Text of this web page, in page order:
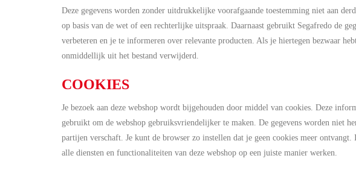
Deze gegevens worden zonder uitdrukkelijke voorafgaande toestemming niet aan
op basis van de wet of een rechterlijke uitspraak. Daarnaast gebruikt Segafredo de
verbeteren en je te informeren over relevante producten. Als je hiertegen bezwaar
onmiddellijk uit het bestand verwijderd.
COOKIES
Je bezoek aan deze webshop wordt bijgehouden door middel van cookies. Deze
gebruikt om de webshop gebruiksvriendelijker te maken. De gegevens worden niet
partijen verschaft. Je kunt de browser zo instellen dat je geen cookies meer
alle diensten en functionaliteiten van deze webshop op een juiste manier werken.